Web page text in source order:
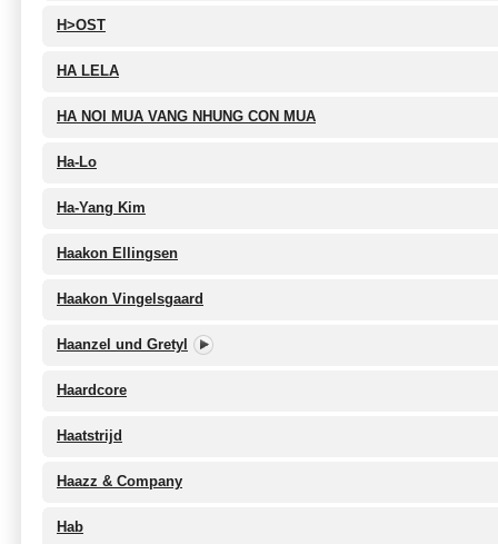
H>OST
HA LELA
HA NOI MUA VANG NHUNG CON MUA
Ha-Lo
Ha-Yang Kim
Haakon Ellingsen
Haakon Vingelsgaard
Haanzel und Gretyl
Haardcore
Haatstrijd
Haazz & Company
Hab